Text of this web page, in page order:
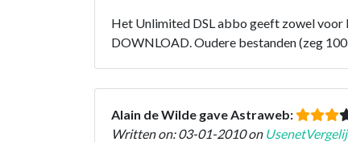
Het Unlimited DSL abbo geeft zowel voor
DOWNLOAD. Oudere bestanden (zeg
Alain de Wilde gave Astraweb:
Written on: 03-01-2010 on